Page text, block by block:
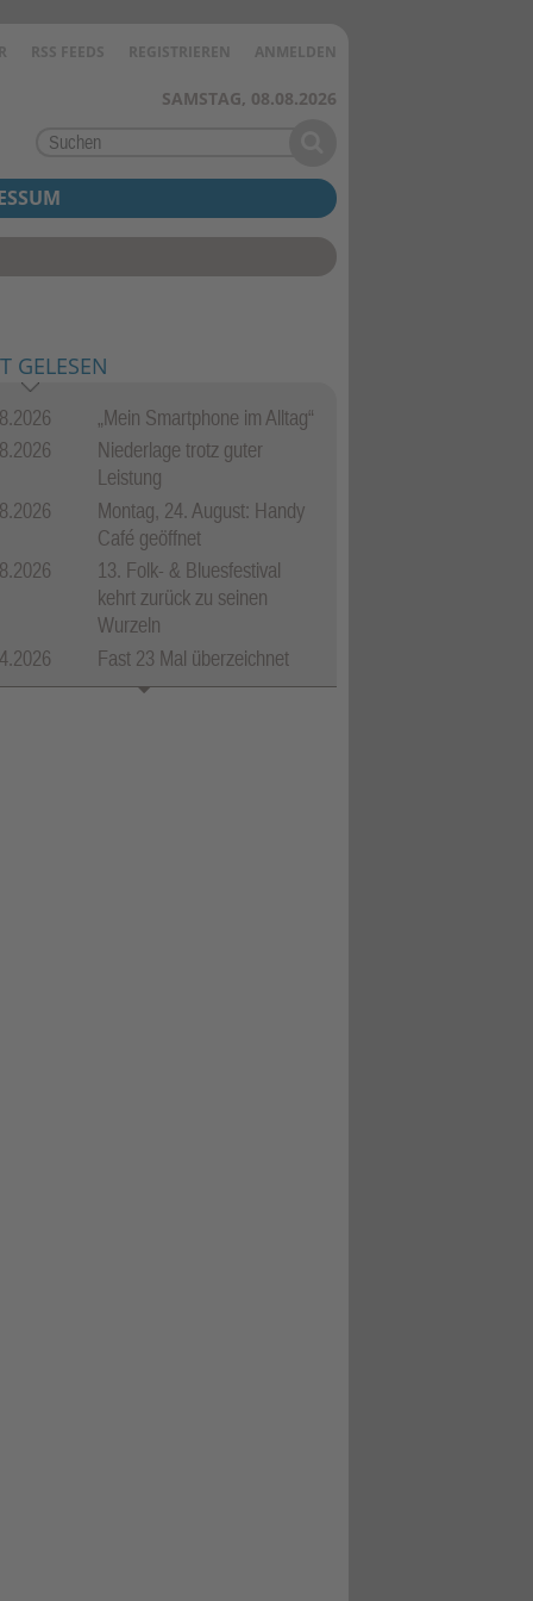
RSS FEEDS REGISTRIEREN ANMELDEN
SAMSTAG, 08.08.2026
x Max
GELESEN
„Mein Smartphone im Alltag“
Niederlage trotz guter
Leistung
Montag, 24. August: Handy
Café geöffnet
13. Folk- & Bluesfestival
kehrt zurück zu seinen
Wurzeln
Fast 23 Mal überzeichnet